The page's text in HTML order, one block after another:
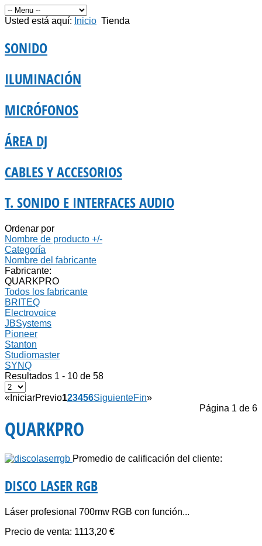
Usted está aquí: Inicio Tienda
SONIDO
ILUMINACIÓN
MICRÓFONOS
ÁREA DJ
CABLES Y ACCESORIOS
T. SONIDO E INTERFACES AUDIO
Ordenar por
Nombre de producto +/-
Categoría
Nombre del fabricante
Fabricante:
QUARKPRO
Todos los fabricante
BRITEQ
Electrovoice
JBSystems
Pioneer
Stanton
Studiomaster
SYNQ
Resultados 1 - 10 de 58
« IniciarPrevio123456SiguienteFin»
Página 1 de 6
QUARKPRO
Promedio de calificación del cliente:
DISCO LASER RGB
Láser profesional 700mw RGB con función...
Precio de venta: 1113,20 €